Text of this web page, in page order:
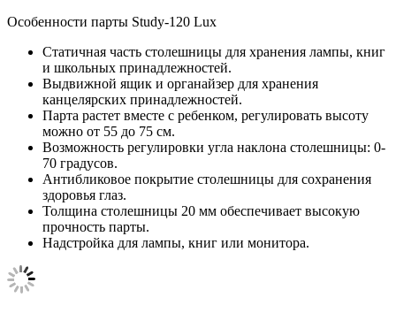
Особенности парты Study-120 Lux
Статичная часть столешницы для хранения лампы, книг
и школьных принадлежностей.
Выдвижной ящик и органайзер для хранения
канцелярских принадлежностей.
Парта растет вместе с ребенком, регулировать высоту
можно от 55 до 75 см.
Возможность регулировки угла наклона столешницы: 0-
70 градусов.
Антибликовое покрытие столешницы для сохранения
здоровья глаз.
Толщина столешницы 20 мм обеспечивает высокую
прочность парты.
Надстройка для лампы, книг или монитора.